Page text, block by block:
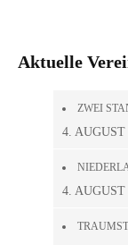
Aktuelle
ZWEI
4. AUGUST
4. AUGUST